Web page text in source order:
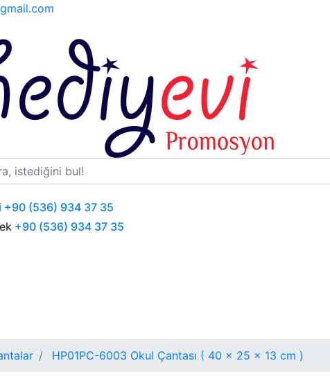
+90 (536) 934 37 35
+90 (536) 934 37 35
HP01PC-6003 Okul Çantası ( 40 x 25 x 13 cm )